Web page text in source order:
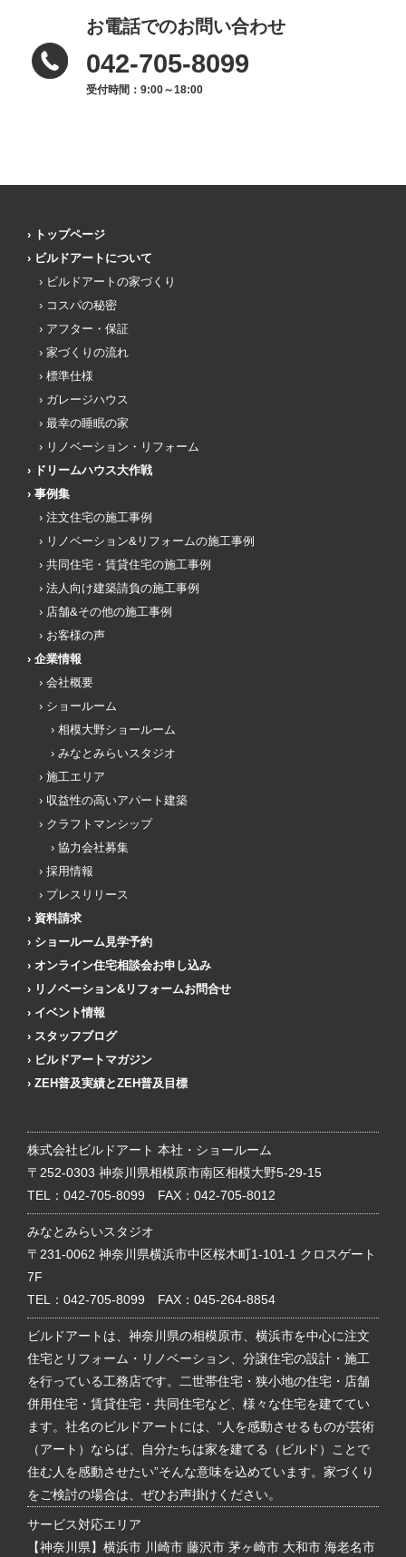
お電話でのお問い合わせ
042-705-8099
受付時間：9:00～18:00
トップページ
ビルドアートについて
ビルドアートの家づくり
コスパの秘密
アフター・保証
家づくりの流れ
標準仕様
ガレージハウス
最幸の睡眠の家
リノベーション・リフォーム
ドリームハウス大作戦
事例集
注文住宅の施工事例
リノベーション&リフォームの施工事例
共同住宅・賃貸住宅の施工事例
法人向け建築請負の施工事例
店舗&その他の施工事例
お客様の声
企業情報
会社概要
ショールーム
相模大野ショールーム
みなとみらいスタジオ
施工エリア
収益性の高いアパート建築
クラフトマンシップ
協力会社募集
採用情報
プレスリリース
資料請求
ショールーム見学予約
オンライン住宅相談会お申し込み
リノベーション&リフォームお問合せ
イベント情報
スタッフブログ
ビルドアートマガジン
ZEH普及実績とZEH普及目標
株式会社ビルドアート 本社・ショールーム
〒252-0303 神奈川県相模原市南区相模大野5-29-15
TEL： 042-705-8099 FAX：042-705-8012
みなとみらいスタジオ
〒231-0062 神奈川県横浜市中区桜木町1-101-1 クロスゲート
7F
TEL： 042-705-8099 FAX：045-264-8854
ビルドアートは、神奈川県の相模原市、横浜市を中心に注文
住宅とリフォーム・リノベーション、分譲住宅の設計・施工
を行っている工務店です。二世帯住宅・狭小地の住宅・店舗
併用住宅・賃貸住宅・共同住宅など、様々な住宅を建ててい
ます。社名のビルドアートには、“人を感動させるものが芸術
（アート）ならば、自分たちは家を建てる（ビルド）ことで
住む人を感動させたい”そんな意味を込めています。家づくり
をご検討の場合は、ぜひお声掛けください。
サービス対応エリア
【神奈川県】横浜市 川崎市 藤沢市 茅ヶ崎市 大和市 海老名市